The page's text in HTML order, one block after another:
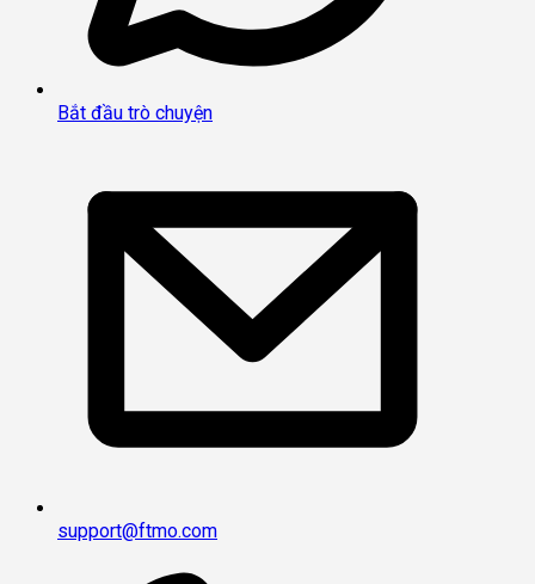
Bắt đầu trò chuyện
support@ftmo.com